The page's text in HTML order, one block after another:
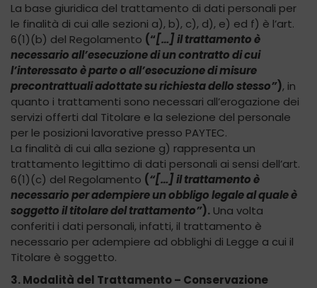
La base giuridica del trattamento di dati personali per
le finalità di cui alle sezioni a), b), c), d), e) ed f) è l’art.
6(1)(b) del Regolamento (“[…] il trattamento è
necessario all’esecuzione di un contratto di cui
l’interessato è parte o all’esecuzione di misure
precontrattuali adottate su richiesta dello stesso”), in
quanto i trattamenti sono necessari all’erogazione dei
servizi offerti dal Titolare e la selezione del personale
per le posizioni lavorative presso PAYTEC.
La finalità di cui alla sezione g) rappresenta un
trattamento legittimo di dati personali ai sensi dell’art.
6(1)(c) del Regolamento (“[…] il trattamento è
necessario per adempiere un obbligo legale al quale è
soggetto il titolare del trattamento”). Una volta
conferiti i dati personali, infatti, il trattamento è
necessario per adempiere ad obblighi di Legge a cui il
Titolare è soggetto.
3. Modalità del Trattamento – Conservazione